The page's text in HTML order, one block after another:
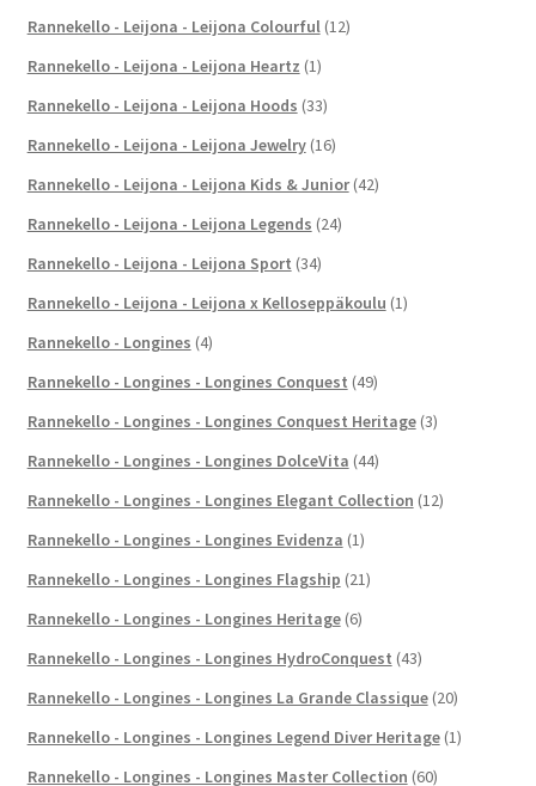
Rannekello - Leijona - Leijona Colourful (12)
Rannekello - Leijona - Leijona Heartz (1)
Rannekello - Leijona - Leijona Hoods (33)
Rannekello - Leijona - Leijona Jewelry (16)
Rannekello - Leijona - Leijona Kids & Junior (42)
Rannekello - Leijona - Leijona Legends (24)
Rannekello - Leijona - Leijona Sport (34)
Rannekello - Leijona - Leijona x Kelloseppäkoulu (1)
Rannekello - Longines (4)
Rannekello - Longines - Longines Conquest (49)
Rannekello - Longines - Longines Conquest Heritage (3)
Rannekello - Longines - Longines DolceVita (44)
Rannekello - Longines - Longines Elegant Collection (12)
Rannekello - Longines - Longines Evidenza (1)
Rannekello - Longines - Longines Flagship (21)
Rannekello - Longines - Longines Heritage (6)
Rannekello - Longines - Longines HydroConquest (43)
Rannekello - Longines - Longines La Grande Classique (20)
Rannekello - Longines - Longines Legend Diver Heritage (1)
Rannekello - Longines - Longines Master Collection (60)